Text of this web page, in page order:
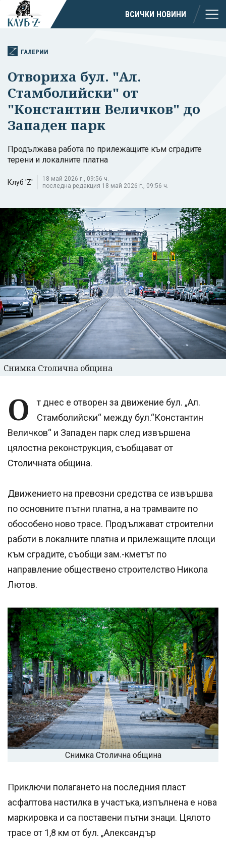
ВСИЧКИ НОВИНИ
ГАЛЕРИИ
Отвориха бул. "Ал.
Стамболийски" от
"Константин Величков" до
Западен парк
Продължава работа по прилежащите към сградите
терени и локалните платна
Клуб 'Z'
18 май 2026 г., 09:56 ч.
последна редакция 18 май 2026 г., 09:56 ч.
Снимка Столична община
О
т днес е отворен за движение бул. „Ал.
Стамболийски“ между бул.“Константин
Величков“ и Западен парк след извършена
цялостна реконструкция, съобщават от
Столичната община.
Движението на превозни средства се извършва
по основните пътни платна, а на трамваите по
обособено ново трасе. Продължават строителни
работи в локалните платна и прилежащите площи
към сградите, съобщи зам.-кметът по
направление обществено строителство Никола
Лютов.
Снимка Столична община
Приключи полагането на последния пласт
асфалтова настилка в участъка, изпълнена е нова
маркировка и са поставени пътни знаци. Цялото
трасе от 1,8 км от бул. „Александър